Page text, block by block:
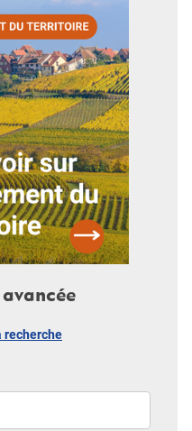
recherche